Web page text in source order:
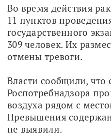
Во время действия
11 пунктов
государственного
309 человек. Их
отмены тревоги.
Власти сообщили, что
Роспотребнадзора
воздуха рядом с
Превышения
не выявили.